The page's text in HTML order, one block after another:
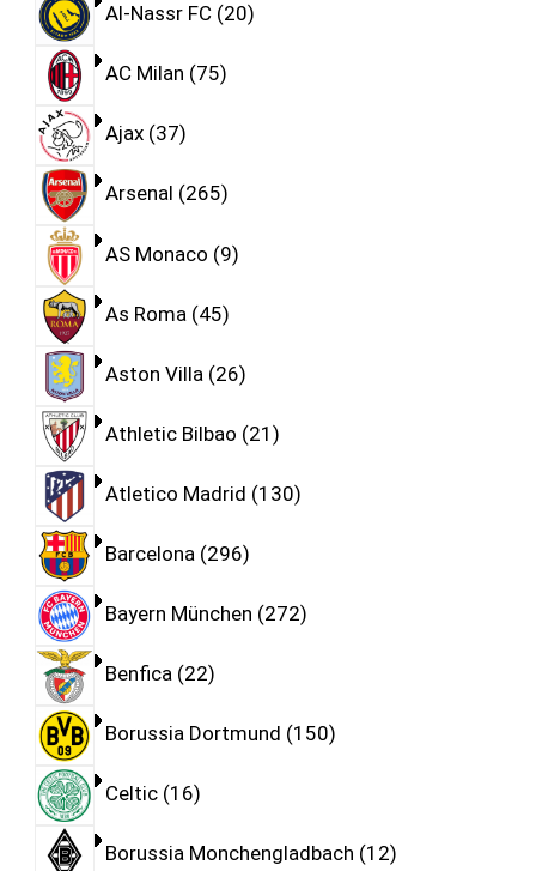
Al-Nassr FC 20
AC Milan 75
Ajax 37
Arsenal 265
AS Monaco 9
As Roma 45
Aston Villa 26
Athletic Bilbao 21
Atletico Madrid 130
Barcelona 296
Bayern München 272
Benfica 22
Borussia Dortmund 150
Celtic 16
Borussia Monchengladbach 12